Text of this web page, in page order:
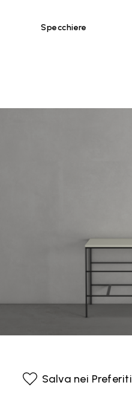
Specchiere
Salva nei Preferiti